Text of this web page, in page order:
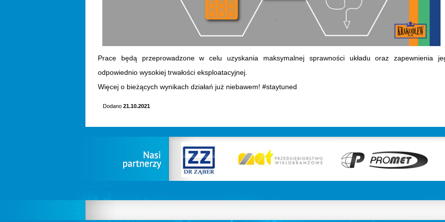
Prace będą przeprowadzone w celu uzyskania maksymalnej sprawności układu oraz zapewnienia
odpowiednio wysokiej trwałości eksploatacyjnej.
Więcej o bieżących wynikach działań już niebawem! #staytuned
Dodano 21.10.2021